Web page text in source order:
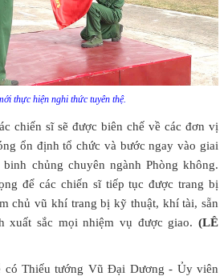
thực hiện nghi thức tuyên thệ.
chiến sĩ sẽ được biên chế về các đơn vị
ổn định tổ chức và bước ngay vào giai
chủng chuyên ngành Phòng không.
để các chiến sĩ tiếp tục được trang bị
chủ vũ khí trang bị kỹ thuật, khí tài, sẵn
xuất sắc mọi nhiệm vụ được giao. (LÊ
có Thiếu tướng Vũ Đại Dương - Ủy viên